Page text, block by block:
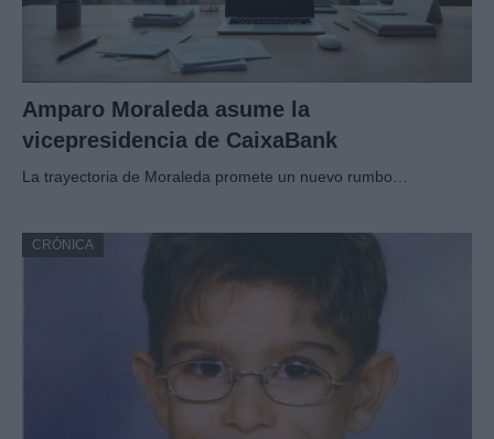
Amparo Moraleda asume la
vicepresidencia de CaixaBank
La trayectoria de Moraleda promete un nuevo rumbo…
CRÓNICA